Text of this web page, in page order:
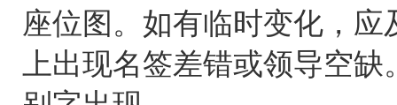
座位图。如有临时变化，
上出现名签差错或领导空